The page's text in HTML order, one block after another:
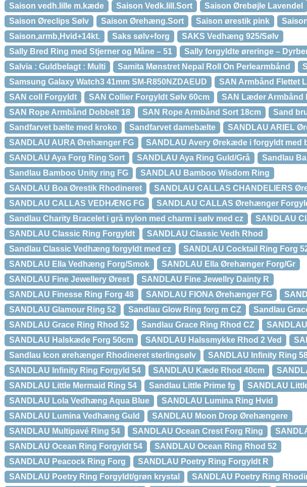
Saison vedh.lille m.kæde
Saison Vedk.lill.Sort Saison Ørebøjle Lavendel
Saison Øreclips Sølv
Saison Ørehæng.Sort Saison ørestik pink
Saison,armb,Hvid+14kt.
Saks sølv+forg
SAKS Vedhæng 925/Sølv
Sally Bred Ring med Stjerner og Måne – 51
Sally forgyldte øreringe –
Salvia : Guldbelagt : Multi
Samita Mønstret Nepal Roll On Perlearmbånd
Samsung Galaxy Watch3 41mm SM-R850NZDAEUD
SAN Armbånd Flettet
SAN coll Forgyldt
SAN Collier Forgyldt Sølv 60cm
SAN Læder Armbånd
SAN Rope Armbånd Dobbelt 18
SAN Rope Armbånd Sort 18cm
Sand
Sandfarvet bælte med kroko
Sandfarvet damebælte
SANDLAU ARIEL
SANDLAU AURA Ørehænger FG
SANDLAU Avery Ørekæde i forgyldt med
SANDLAU Aya Forg Ring Sort
SANDLAU Aya Ring Guld/Grå
Sandlau
Sandlau Bamboo Unity ring FG
SANDLAU Bamboo Wisdom Ring
SANDLAU Boa Ørestik Rhodineret
SANDLAU CALLAS CHANDELIERS
SANDLAU CALLAS VEDHÆNG FG
SANDLAU CALLAS Ørehænger
Sandlau Charity Bracelet i grå nylon med charm i sølv med cz
SANDLAU
SANDLAU Classic Ring Forgyldt
SANDLAU Classic Vedh Rhod
Sandlau Classic Vedhæng forgyldt med cz
SANDLAU Cocktail Ring Forg
SANDLAU Ella Vedhæng Forg/Smok
SANDLAU Ella Ørehænger Forg/Gr
SANDLAU Fine Jewellery Ørest
SANDLAU Fine Jewellry Dainty R
SANDLAU Finesse Ring Forg 48
SANDLAU FIONA Ørehænger FG
SANDLAU Glamour Ring 52
Sandlau Glow Ring forg m CZ
Sandlau
SANDLAU Grace Ring Rhod 52
Sandlau Grace Ring Rhod CZ
SANDLAU Halskæde Forg 50cm
SANDLAU Halssmykke Rhod 2 Ved
Sandlau Icon ørehænger Rhodineret sterlingsølv
SANDLAU Infinity Ring
SANDLAU Infinity Ring Forgyld 54
SANDLAU Kæde Rhod 40cm
SANDLAU Little Mermaid Ring 54
Sandlau Little Prime fg
SANDLAU
SANDLAU Lola Vedhæng Aqua Blue
SANDLAU Lumina Ring Hvid
SANDLAU Lumina Vedhæng Guld
SANDLAU Moon Drop Ørehængere
SANDLAU Multipavé Ring 54
SANDLAU Ocean Crest Forg Ring
SANDLAU Ocean Ring Forgyldt 54
SANDLAU Ocean Ring Rhod 52
SANDLAU Peacock Ring Forg
SANDLAU Poetry Ring Forgyldt R
SANDLAU Poetry Ring Forgyldt/grøn krystal
SANDLAU Poetry Ring